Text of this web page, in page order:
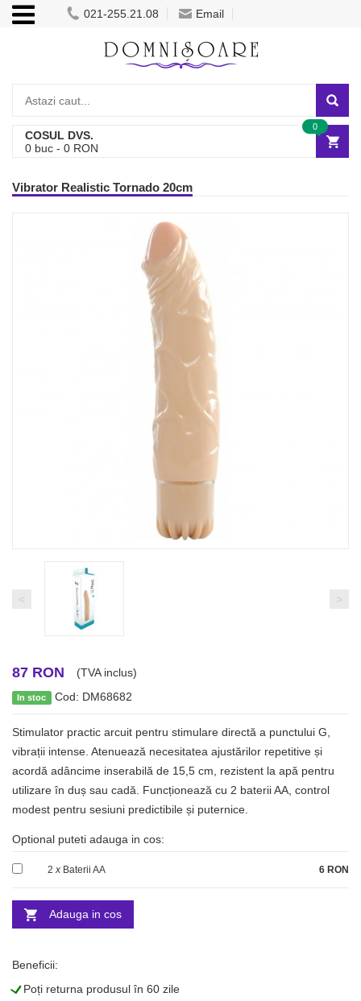
021-255.21.08 Email
COSUL DVS.
0 buc - 0 RON
0
Vibrator Realistic Tornado 20cm
< >
87 RON (TVA inclus)
In stoc Cod: DM68682
Stimulator practic arcuit pentru stimulare directă a punctului G,
vibrații intense. Atenuează necesitatea ajustărilor repetitive și
acordă adâncime inserabilă de 15,5 cm, rezistent la apă pentru
utilizare în duș sau cadă. Funcționează cu 2 baterii AA, control
modest pentru sesiuni predictibile și puternice.
Optional puteti adauga in cos:
2x Baterii AA 6 RON
Adauga in cos
Beneficii:
LPoți returna produsul în 60 zile